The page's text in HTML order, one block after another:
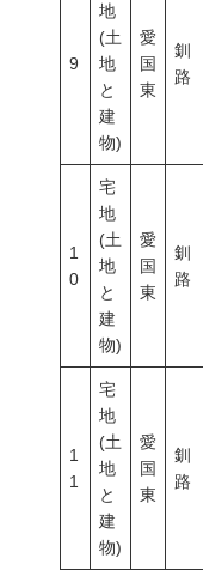
9
地
(土
地
と
建
物)
愛
国
東
釧
路
1
0
宅
地
(土
地
と
建
物)
愛
国
東
釧
路
1
1
宅
地
(土
地
と
建
物)
愛
国
東
釧
路